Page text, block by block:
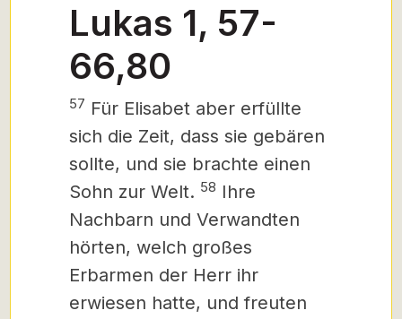
Lukas 1, 57-
66,80
57 Für Elisabet aber erfüllte
sich die Zeit, dass sie gebären
sollte, und sie brachte einen
Sohn zur Welt. 58 Ihre
Nachbarn und Verwandten
hörten, welch großes
Erbarmen der Herr ihr
erwiesen hatte, und freuten